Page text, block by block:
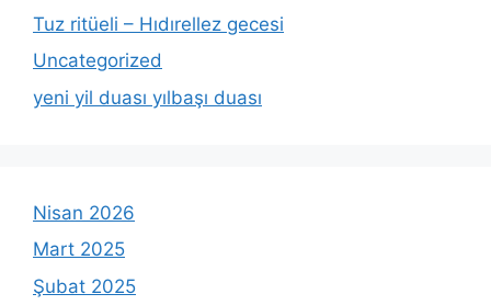
Tuz ritüeli – Hıdırellez gecesi
Uncategorized
yeni yil duası yılbaşı duası
Nisan 2026
Mart 2025
Şubat 2025